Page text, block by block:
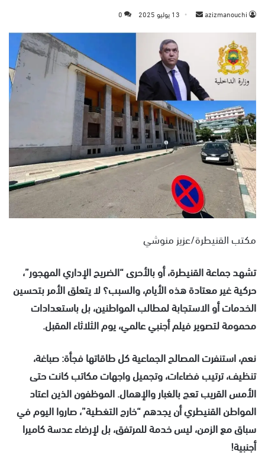
azizmanouchi
ر
ي
د
ا
إ
ت
ر
و
ي
13 يوليو 2025 0
مكتب القنيطرة/عزيز منوشي
تشهد جماعة القنيطرة، أو بالأحرى “الضريح الإداري المهجور”،
حركية غير معتادة هذه الأيام، والسبب؟ لا يتعلق الأمر بتحسين
الخدمات أو الاستجابة لمطالب المواطنين، بل باستعدادات
محمومة لتصوير فيلم أجنبي عالمي، يوم الثلاثاء المقبل.
نعم، استنفرت المصالح الجماعية كل طاقاتها فجأة: صباغة،
تنظيف، ترتيب فضاءات، وتجميل واجهات مكاتب كانت حتى
الأمس القريب تعج بالغبار والإهمال. الموظفون الذين اعتاد
المواطن القنيطري أن يجدهم “خارج التغطية”، صاروا اليوم في
سباق مع الزمن، ليس خدمة للمرتفق، بل لإرضاء عدسة كاميرا
أجنبية!